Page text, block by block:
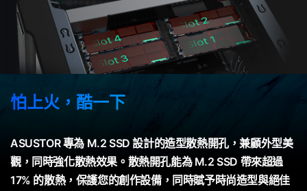
怕上火，酷一下
ASUSTOR 專為 M.2 SSD 設計的造型散熱開孔，兼顧外型美
觀，同時強化散熱效果。散熱開孔能為 M.2 SSD 帶來超過
17% 的散熱，保護您的創作設備，同時賦予時尚造型與絕佳